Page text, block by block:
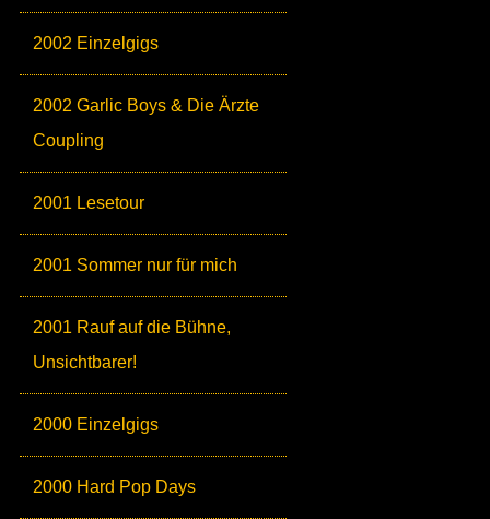
2002 Einzelgigs
2002 Garlic Boys & Die Ärzte
Coupling
2001 Lesetour
2001 Sommer nur für mich
2001 Rauf auf die Bühne,
Unsichtbarer!
2000 Einzelgigs
2000 Hard Pop Days